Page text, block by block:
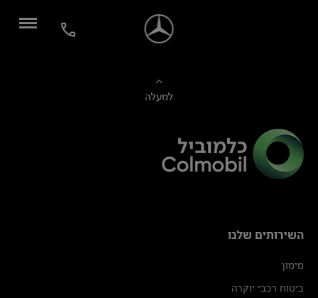
למעלה
השירותים שלנו
מימון
ביטוח רכבי יוקרה